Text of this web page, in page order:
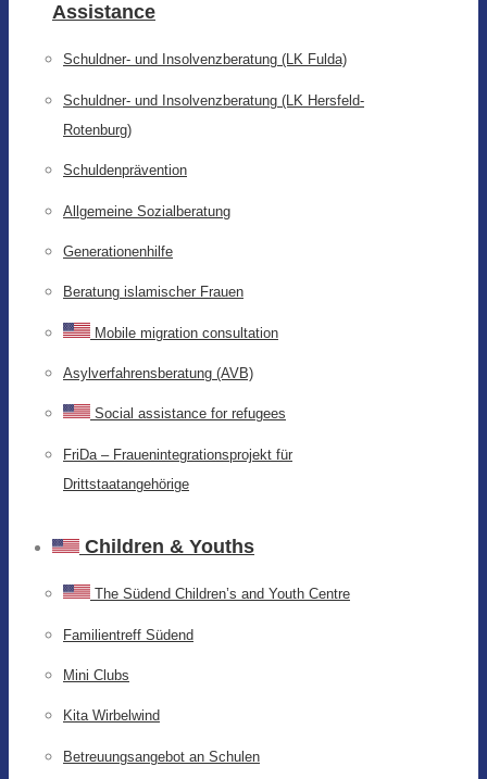
Assistance
Schuldner- und Insolvenzberatung (LK Fulda)
Schuldner- und Insolvenzberatung (LK Hersfeld-
Rotenburg)
Schuldenprävention
Allgemeine Sozialberatung
Generationenhilfe
Beratung islamischer Frauen
Mobile migration consultation
Asylverfahrensberatung (AVB)
Social assistance for refugees
FriDa – Frauenintegrationsprojekt für
Drittstaatangehörige
Children & Youths
The Südend Children’s and Youth Centre
Familientreff Südend
Mini Clubs
Kita Wirbelwind
Betreuungsangebot an Schulen